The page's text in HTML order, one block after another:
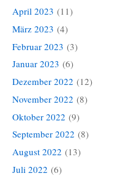
April 2023 (11)
März 2023 (4)
Februar 2023 (3)
Januar 2023 (6)
Dezember 2022 (12)
November 2022 (8)
Oktober 2022 (9)
September 2022 (8)
August 2022 (13)
Juli 2022 (6)